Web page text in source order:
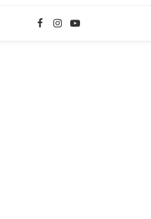
Facebook
Instagram
YouTube